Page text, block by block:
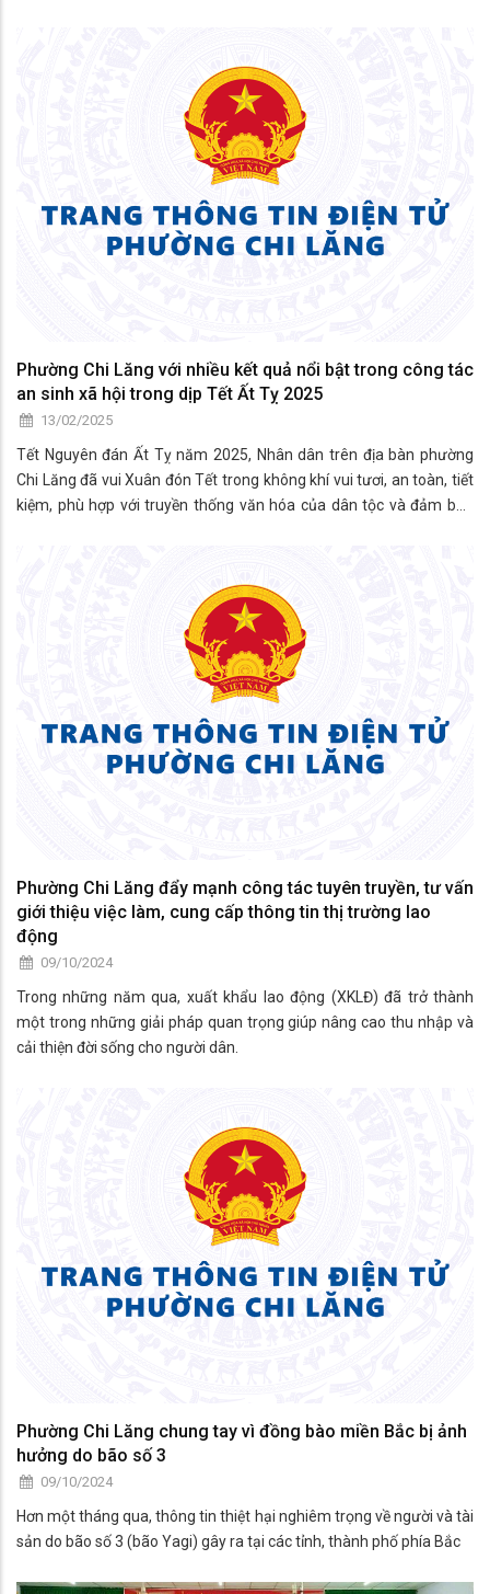
Phường Chi Lăng với nhiều kết quả nổi bật trong công tác
an sinh xã hội trong dịp Tết Ất Tỵ 2025
13/02/2025
Tết Nguyên đán Ất Tỵ năm 2025, Nhân dân trên địa bàn phường
Chi Lăng đã vui Xuân đón Tết trong không khí vui tươi, an toàn, tiết
kiệm, phù hợp với truyền thống văn hóa của dân tộc và đảm bảo
Phường Chi Lăng đẩy mạnh công tác tuyên truyền, tư vấn
giới thiệu việc làm, cung cấp thông tin thị trường lao
động
09/10/2024
Trong những năm qua, xuất khẩu lao động (XKLĐ) đã trở thành
một trong những giải pháp quan trọng giúp nâng cao thu nhập và
cải thiện đời sống cho người dân.
Phường Chi Lăng chung tay vì đồng bào miền Bắc bị ảnh
hưởng do bão số 3
09/10/2024
Hơn một tháng qua, thông tin thiệt hại nghiêm trọng về người và tài
sản do bão số 3 (bão Yagi) gây ra tại các tỉnh, thành phố phía Bắc